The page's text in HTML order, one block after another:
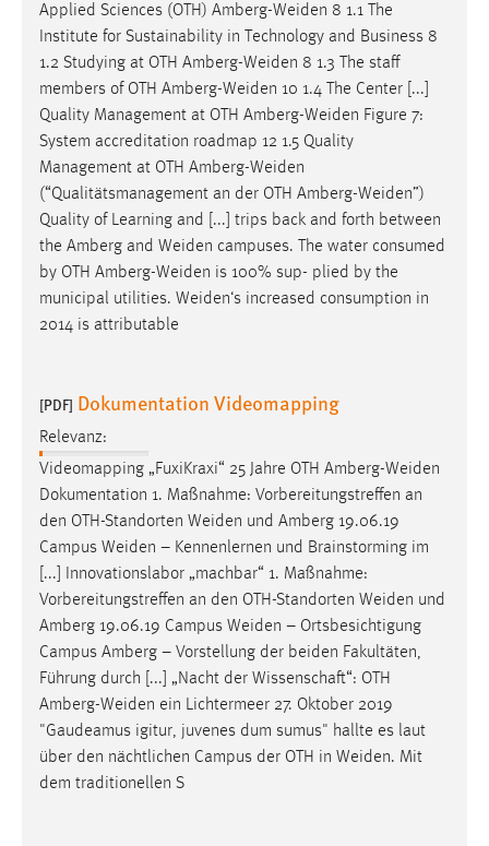
Applied Sciences (OTH) Amberg-Weiden 8 1.1 The
Institute for Sustainability in Technology and Business 8
1.2 Studying at OTH Amberg-Weiden 8 1.3 The staff
members of OTH Amberg-Weiden 10 1.4 The Center [...]
Quality Management at OTH Amberg-Weiden Figure 7:
System accreditation roadmap 12 1.5 Quality
Management at OTH Amberg-Weiden
(“Qualitätsmanagement an der OTH Amberg-Weiden”)
Quality of Learning and [...] trips back and forth between
the Amberg and Weiden campuses. The water consumed
by OTH Amberg-Weiden is 100% sup- plied by the
municipal utilities. Weiden‘s increased consumption in
2014 is attributable
[PDF] Dokumentation Videomapping
Relevanz:
Videomapping „FuxiKraxi“ 25 Jahre OTH Amberg-Weiden
Dokumentation 1. Maßnahme: Vorbereitungstreffen an
den OTH-Standorten Weiden und Amberg 19.06.19
Campus Weiden – Kennenlernen und Brainstorming im
[...] Innovationslabor „machbar“ 1. Maßnahme:
Vorbereitungstreffen an den OTH-Standorten Weiden und
Amberg 19.06.19 Campus Weiden – Ortsbesichtigung
Campus Amberg – Vorstellung der beiden Fakultäten,
Führung durch [...] „Nacht der Wissenschaft“: OTH
Amberg-Weiden ein Lichtermeer 27. Oktober 2019
"Gaudeamus igitur, juvenes dum sumus" hallte es laut
über den nächtlichen Campus der OTH in Weiden. Mit
dem traditionellen S